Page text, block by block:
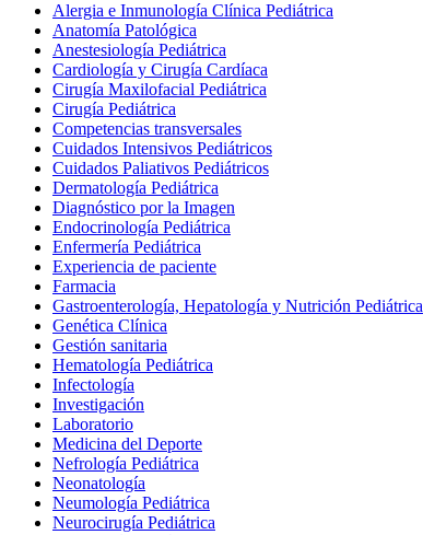
Alergia e Inmunología Clínica Pediátrica
Anatomía Patológica
Anestesiología Pediátrica
Cardiología y Cirugía Cardíaca
Cirugía Maxilofacial Pediátrica
Cirugía Pediátrica
Competencias transversales
Cuidados Intensivos Pediátricos
Cuidados Paliativos Pediátricos
Dermatología Pediátrica
Diagnóstico por la Imagen
Endocrinología Pediátrica
Enfermería Pediátrica
Experiencia de paciente
Farmacia
Gastroenterología, Hepatología y Nutrición Pediátrica
Genética Clínica
Gestión sanitaria
Hematología Pediátrica
Infectología
Investigación
Laboratorio
Medicina del Deporte
Nefrología Pediátrica
Neonatología
Neumología Pediátrica
Neurocirugía Pediátrica